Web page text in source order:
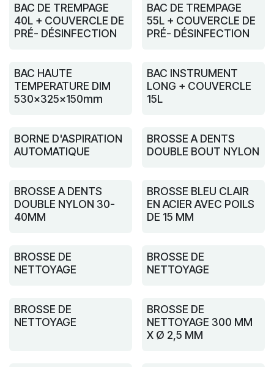
BAC DE TREMPAGE
40L + COUVERCLE DE
PRÉ- DÉSINFECTION
BAC DE TREMPAGE
55L + COUVERCLE DE
PRÉ- DÉSINFECTION
BAC HAUTE
TEMPERATURE DIM
530x325x150mm
BAC INSTRUMENT
LONG + COUVERCLE
15L
BORNE D'ASPIRATION
AUTOMATIQUE
BROSSE A DENTS
DOUBLE BOUT NYLON
BROSSE A DENTS
DOUBLE NYLON 30-
40MM
BROSSE BLEU CLAIR
EN ACIER AVEC POILS
DE 15 MM
BROSSE DE
NETTOYAGE
BROSSE DE
NETTOYAGE
BROSSE DE
NETTOYAGE
BROSSE DE
NETTOYAGE 300 MM
X Ø 2,5 MM